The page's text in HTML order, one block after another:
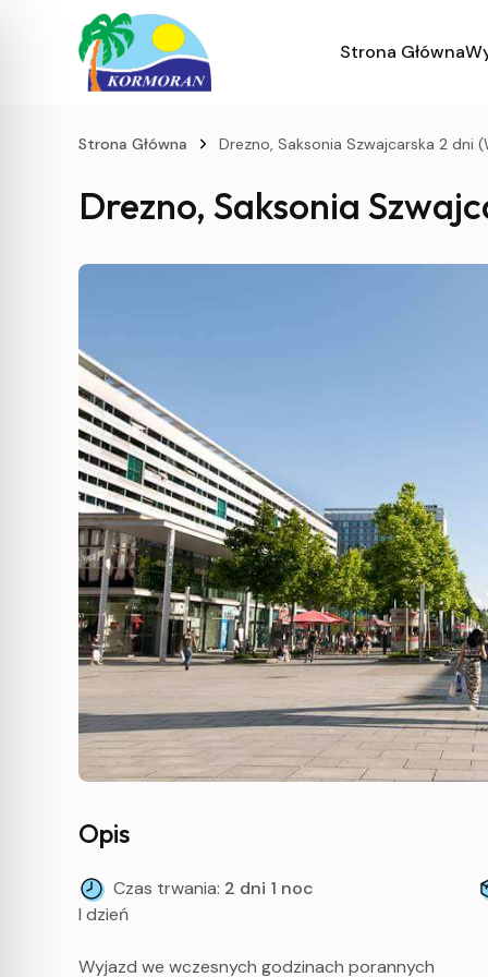
Strona Główna
Strona Główna Drezno, Saksonia Szwajcarska 2 dni
Drezno, Saksonia
Opis
Czas trwania: 2 dni 1 noc
I dzień
Wyjazd we wczesnych godzinach porannych